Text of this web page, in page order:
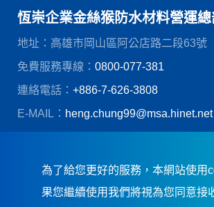
恆崇企業金絲猴防水材料營運總
地址：高雄市岡山區阿公店路二段63號
免費服務專線： 0800-077-381
連絡電話： +886-7-626-3808
E-MAIL： heng.chung99@msa.hinet.net
為了給您更好的服務，本網站使用
果您繼續使用我們將視為您同意接